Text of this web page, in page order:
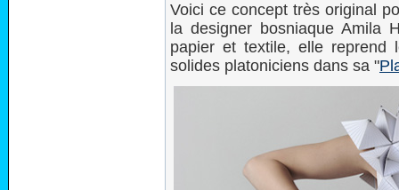
Voici ce concept très original
la designer bosniaque Amila
papier et textile, elle reprend
solides platoniciens dans sa "